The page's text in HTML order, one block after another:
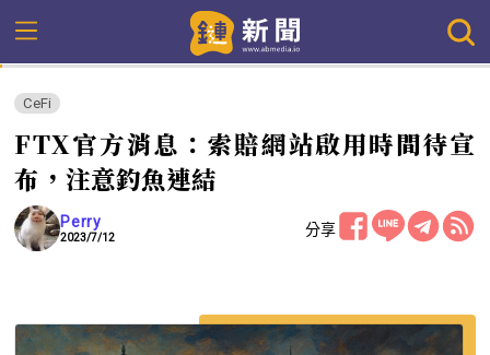
CeFi
FTX官方消息：索賠網站啟用時間待宣
布，注意釣魚連結
Perry
2023/7/12 分享